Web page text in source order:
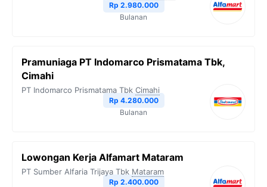
Rp 2.980.000
Bulanan
Pramuniaga PT Indomarco Prismatama Tbk,
Cimahi
PT Indomarco Prismatama Tbk Cimahi
Rp 4.280.000
Bulanan
Lowongan Kerja Alfamart Mataram
PT Sumber Alfaria Trijaya Tbk Mataram
Rp 2.400.000